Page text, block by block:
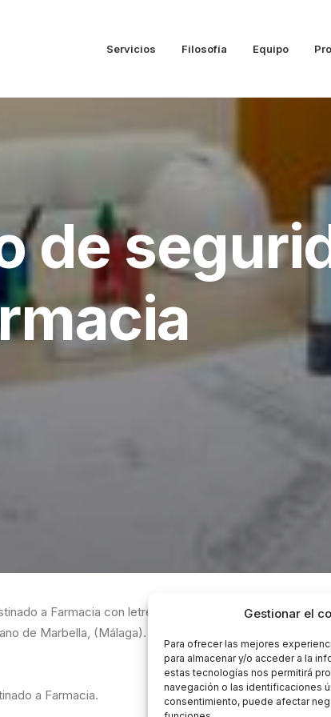
Gestionar el
Para ofrecer las mejores
para almacenar y/o acceder a la
estas tecnologías nos permitirá
navegación o las identificaciones
consentimiento, puede afectar
Servicios Filosofía Equipo
de
a Farmacia con letreros de publicidad y toldo.
de Marbella, (Málaga).
a Farmacia.